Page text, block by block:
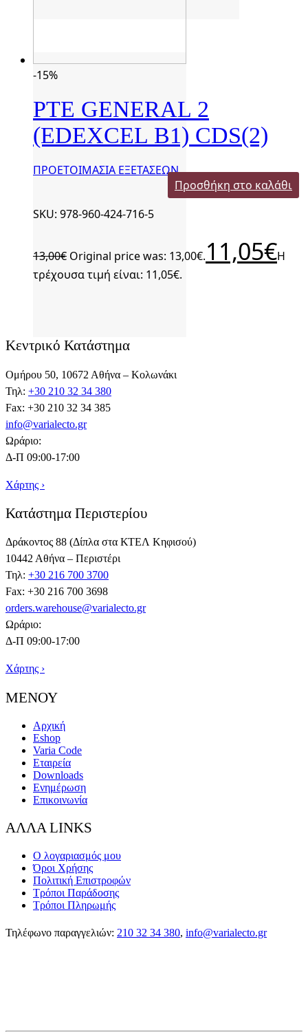
-15%
PTE GENERAL 2
(EDEXCEL B1) CDS(2)
ΠΡΟΕΤΟΙΜΑΣΙΑ ΕΞΕΤΑΣΕΩΝ
Προσθήκη στο καλάθι
SKU: 978-960-424-716-5
13,00€ Original price was: 13,00€.11,05€Η
τρέχουσα τιμή είναι: 11,05€.
Κεντρικό Κατάστημα
Ομήρου 50, 10672 Αθήνα – Κολωνάκι
Τηλ: +30 210 32 34 380
Fax: +30 210 32 34 385
info@varialecto.gr
Ωράριο:
Δ-Π 09:00-17:00
Χάρτης ›
Κατάστημα Περιστερίου
Δράκοντος 88 (Δίπλα στα ΚΤΕΛ Κηφισού)
10442 Αθήνα – Περιστέρι
Τηλ: +30 216 700 3700
Fax: +30 216 700 3698
orders.warehouse@varialecto.gr
Ωράριο:
Δ-Π 09:00-17:00
Χάρτης ›
ΜΕΝΟΥ
Αρχική
Eshop
Varia Code
Εταιρεία
Downloads
Ενημέρωση
Επικοινωνία
ΑΛΛΑ LINKS
Ο λογαριασμός μου
Όροι Χρήσης
Πολιτική Επιστροφών
Τρόποι Παράδοσης
Τρόποι Πληρωμής
Τηλέφωνο παραγγελιών: 210 32 34 380, info@varialecto.gr